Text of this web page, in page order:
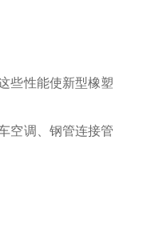
些性能使新型橡塑
空调、钢管连接管